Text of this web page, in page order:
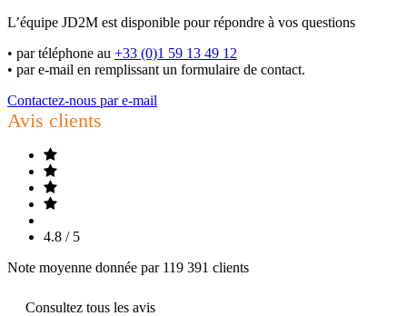
L’équipe JD2M est disponible pour répondre à vos questions
• par téléphone au +33 (0)1 59 13 49 12
• par e-mail en remplissant un formulaire de contact.
Contactez-nous par e-mail
Avis clients
4.8 / 5
Note moyenne donnée par 119 391 clients
Consultez tous les avis